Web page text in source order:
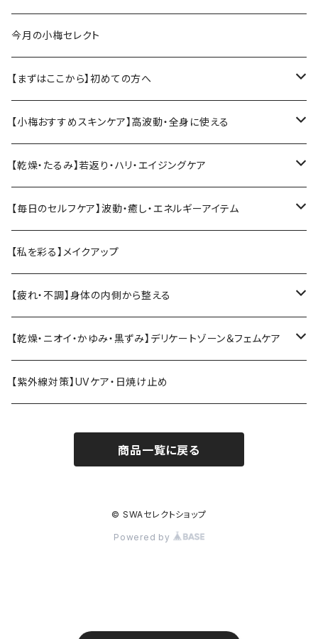
今月の小梅セレクト
【まずはここから】初めての方へ
小梅おすすめ基本セット
【小梅おすすめスキンケア】高波動・全身に使える
ソマチットククイ化粧品
ヴィーガンジェル
ククイウォーター・プレミアムウォーター
【乾燥・たるみ】若返り・ハリ・エイジングケア
【Vianne】シリーズ
【KIREI】シリーズ
MarUmi
【毎日のセルフケア】波動・癒し・エネルギーアイテム
テラヘルツ
温活・身体ケア
ブラシ
CBD
バスソルト
【私を彩る】メイクアップ
【疲れ・不調】身体の内側から整える
エラスチン
エクソソームドリンク
【乾燥・ニオイ・かゆみ・黒ずみ】デリケートゾーン＆フェムケア
デリケートゾーン・フェムケア
温活・身体ケア
【紫外線対策】UVケア・日焼け止め
商品一覧に戻る
© SWAセレクトショップ
Powered by